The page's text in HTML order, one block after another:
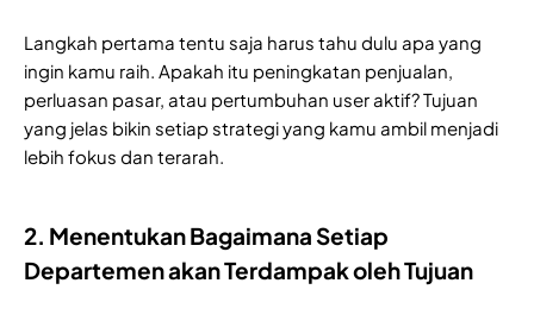
Langkah pertama tentu saja harus tahu dulu apa yang
ingin kamu raih. Apakah itu peningkatan penjualan,
perluasan pasar, atau pertumbuhan user aktif? Tujuan
yang jelas bikin setiap strategi yang kamu ambil menjadi
lebih fokus dan terarah.
2. Menentukan Bagaimana Setiap
Departemen akan Terdampak oleh Tujuan